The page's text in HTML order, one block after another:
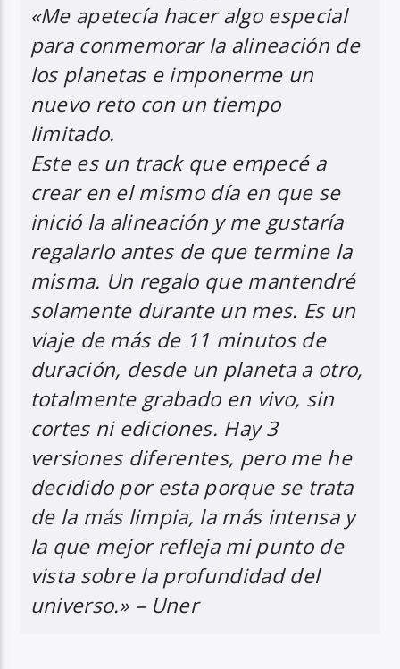
«Me apetecía hacer algo especial
para conmemorar la alineación de
los planetas e imponerme un
nuevo reto con un tiempo
limitado.
Este es un track que empecé a
crear en el mismo día en que se
inició la alineación y me gustaría
regalarlo antes de que termine la
misma. Un regalo que mantendré
solamente durante un mes. Es un
viaje de más de 11 minutos de
duración, desde un planeta a otro,
totalmente grabado en vivo, sin
cortes ni ediciones. Hay 3
versiones diferentes, pero me he
decidido por esta porque se trata
de la más limpia, la más intensa y
la que mejor refleja mi punto de
vista sobre la profundidad del
universo.» – Uner